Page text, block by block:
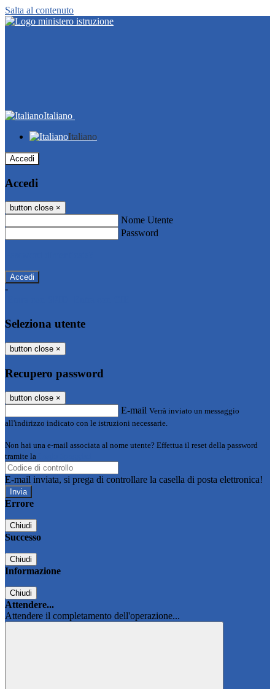
Salta al contenuto
Italiano
Italiano
Accedi
Accedi
button close ×
Nome Utente
Password
-
Seleziona utente
button close ×
Recupero password
button close ×
E-mail Verrà inviato un messaggio
all'indirizzo indicato con le istruzioni necessarie.
Non hai una e-mail associata al nome utente? Effettua il reset della password
tramite la
E-mail inviata, si prega di controllare la casella di posta elettronica!
Errore
Chiudi
Successo
Chiudi
Informazione
Chiudi
Attendere...
Attendere il completamento dell'operazione...